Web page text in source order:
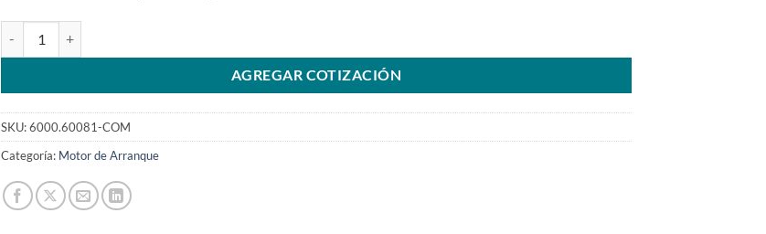
AGREGAR COTIZACIÓN
SKU:6000.60081-COM
Categoría: Motor de Arranque